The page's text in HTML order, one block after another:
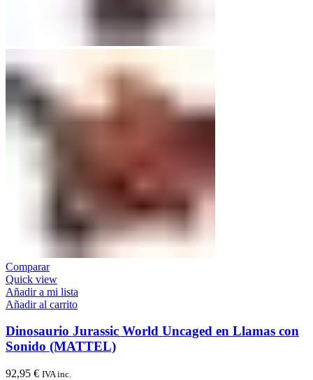
Comparar
Quick view
Añadir a mi lista
Añadir al carrito
Dinosaurio Jurassic World Uncaged en Llamas con
Sonido (MATTEL)
92,95 € IVA inc.